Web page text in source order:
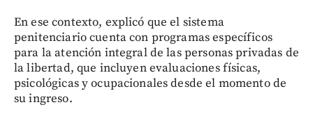
En ese contexto, explicó que el sistema
penitenciario cuenta con programas específicos
para la atención integral de las personas privadas de
la libertad, que incluyen evaluaciones físicas,
psicológicas y ocupacionales desde el momento de
su ingreso.